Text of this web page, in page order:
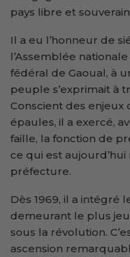
pays libre et
Il a eu l’honneur de
l’Assemblée
fédéral de Gaoual, à
peuple s’exprimait à
Conscient des enjeux
épaules, il a exercé,
faille, la fonction de
ce qui est
préfecture.
Dès 1969, il a intégré
demeurant le plus
sous la révolution.
ascension